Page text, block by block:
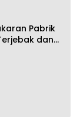
Pabrik
dan